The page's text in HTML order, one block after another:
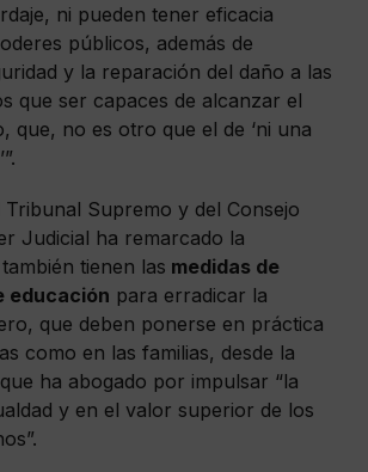
ni pueden tener eficacia
públicos, además de
y la reparación del daño a las
que ser capaces de alcanzar el
que, no es otro que el de ‘ni una
Tribunal Supremo y del Consejo
Judicial ha remarcado la
tienen las medidas de
educación para erradicar la
que deben ponerse en práctica
como en las familias, desde la
ha abogado por impulsar “la
y en el valor superior de los